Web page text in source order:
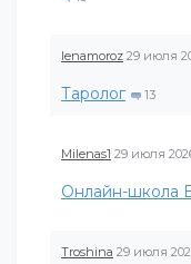
lenamoroz 29 июля
Таролог 13
Milenas1 29 июля
Онлайн-школа
Troshina 29 июля